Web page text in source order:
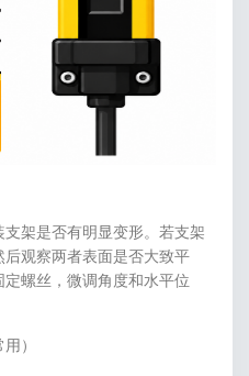
架是否有明显变形。若支架
观察两者表面是否大致平
螺丝，微调角度和水平位
）